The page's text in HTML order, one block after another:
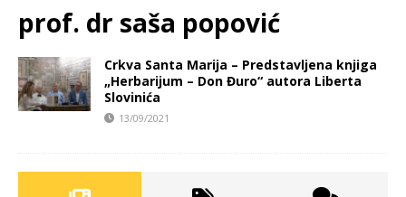
prof. dr saša popović
Crkva Santa Marija – Predstavljena knjiga
„Herbarijum – Don Đuro“ autora Liberta
Slovinića
13/09/2021